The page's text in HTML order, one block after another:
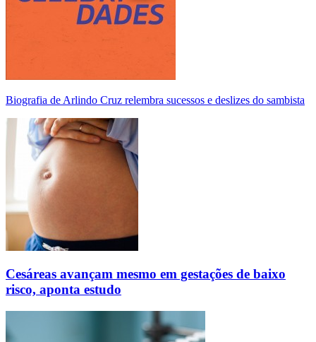
Biografia de Arlindo Cruz relembra sucessos e deslizes do sambista
Cesáreas avançam mesmo em gestações de baixo
risco, aponta estudo